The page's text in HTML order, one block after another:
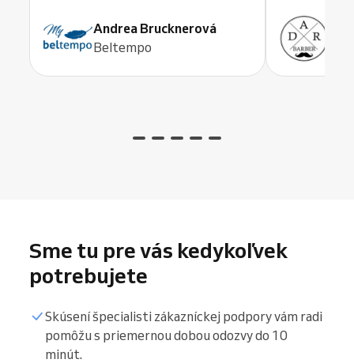
Andrea Brucknerová
Beltempo
Sme tu pre vás kedykoľvek
potrebujete
Skúsení špecialisti zákazníckej podpory vám radi
pomôžu s priemernou dobou odozvy do 10
minút.